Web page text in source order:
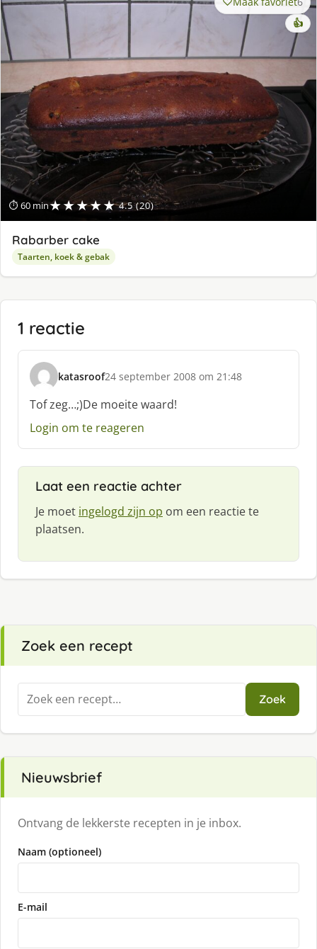
⏱ 60 min★★★★★ 4.5 (20)
👍
Rabarber cake
Taarten, koek & gebak
1 reactie
katasroof
s
c
h
r
24 september 2008 om 21:48
Tof zeg…;)De moeite waard!
Login om te reageren
Laat een reactie achter
Je moet ingelogd zijn op om een reactie te
plaatsen.
Zoek een recept
Zoeken
naar:
Zoek
Nieuwsbrief
Ontvang de lekkerste recepten in je inbox.
Naam (optioneel)
E-mail